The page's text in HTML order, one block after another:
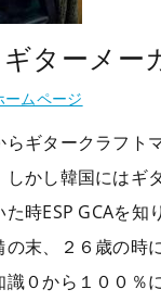
ターメー
ームページ
ギタークラフト
かし韓国にはギ
時ESP GCAを知
末、２６歳の時
識０から１００％